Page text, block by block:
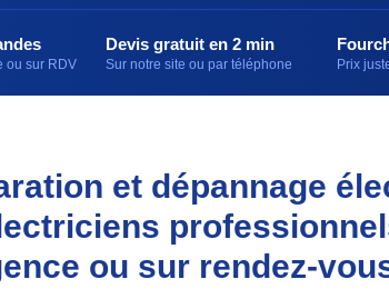
ou sur RDV
Devis gratuit en 2 min
Sur notre site ou par téléphone Prix
et dépannage
ou sur rendez-